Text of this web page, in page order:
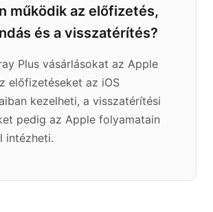
működik az előfizetés,
és a visszatérítés?
Plus vásárlásokat az Apple
előfizetéseket az iOS
kezelheti, a visszatérítési
pedig az Apple folyamatain
intézheti.